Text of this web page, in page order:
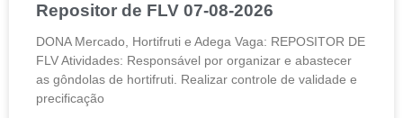
Repositor de FLV 07-08-2026
DONA Mercado, Hortifruti e Adega Vaga: REPOSITOR DE
FLV Atividades: Responsável por organizar e abastecer
as gôndolas de hortifruti. Realizar controle de validade e
precificação